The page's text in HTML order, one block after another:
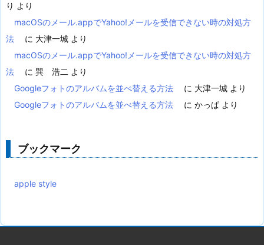
り より
macOSのメール.appでYahoo!メールを受信できない時の対処方
法
に 大津一城 より
macOSのメール.appでYahoo!メールを受信できない時の対処方
法
に 巽 浩二 より
Googleフォトのアルバムを並べ替える方法
に 大津一城 より
Googleフォトのアルバムを並べ替える方法
に かっぱ より
ブックマーク
apple style